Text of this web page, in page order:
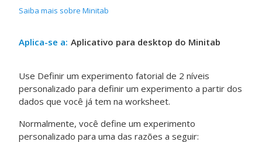
Saiba mais sobre Minitab
Aplica-se a: Aplicativo para desktop do Minitab
Use Definir um experimento fatorial de 2 níveis
personalizado para definir um experimento a partir dos
dados que você já tem na worksheet.
Normalmente, você define um experimento
personalizado para uma das razões a seguir: